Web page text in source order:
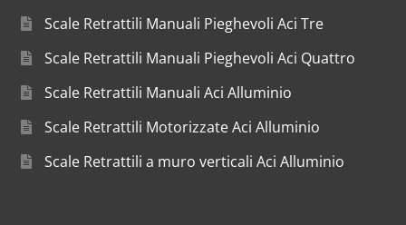
Scale Retrattili Manuali Pieghevoli Aci Tre
Scale Retrattili Manuali Pieghevoli Aci Quattro
Scale Retrattili Manuali Aci Alluminio
Scale Retrattili Motorizzate Aci Alluminio
Scale Retrattili a muro verticali Aci Alluminio